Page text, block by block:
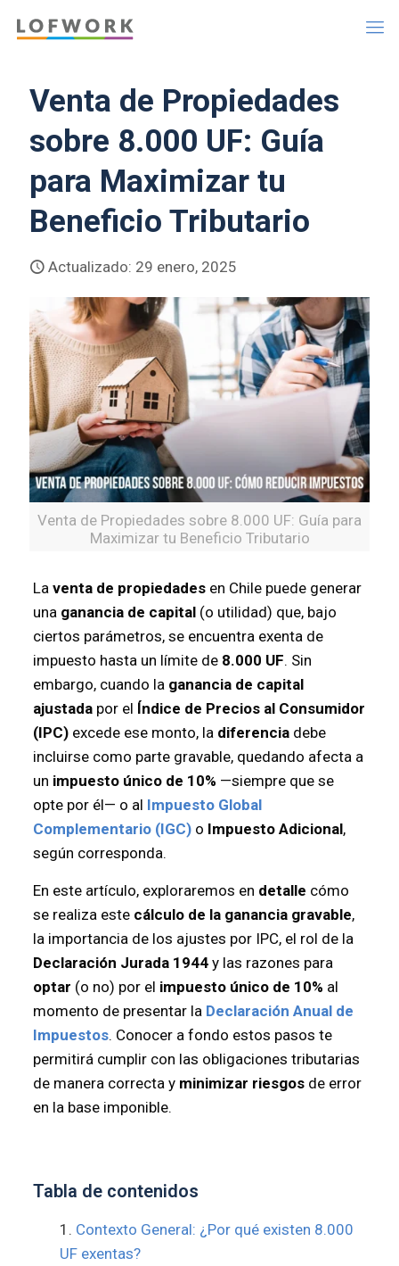
Venta de Propiedades
sobre 8.000 UF: Guía
para Maximizar tu
Beneficio Tributario
Actualizado: 29 enero, 2025
Venta de Propiedades sobre 8.000 UF: Guía para
Maximizar tu Beneficio Tributario
La venta de propiedadesen Chile puede generar
una ganancia de capital(o utilidad) que, bajo
ciertos parámetros, se encuentra exenta de
impuesto hasta un límite de 8.000 UF. Sin
embargo, cuando la ganancia de capital
ajustadapor el Índice de Precios al Consumidor
(IPC)excede ese monto, la diferenciadebe
incluirse como parte gravable, quedando afecta a
un impuesto único de 10% —siempre que se
opte por él— o al Impuesto Global
Complementario (IGC)o Impuesto Adicional,
según corresponda.
En este artículo, exploraremos en detalle cómo
se realiza este cálculo de la ganancia gravable,
la importancia de los ajustes por IPC, el rol de la
Declaración Jurada 1944y las razones para
optar (o no) por el impuesto único de 10% al
momento de presentar la Declaración Anual de
Impuestos. Conocer a fondo estos pasos te
permitirá cumplir con las obligaciones tributarias
de manera correcta y minimizar riesgosde error
en la base imponible.
Tabla de contenidos
Contexto General: ¿Por qué existen 8.000
UF exentas?